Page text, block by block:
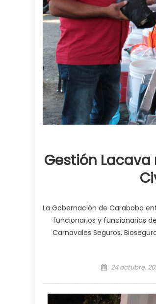
Gestión
La Gobernación de Carabobo
funcionarios y funcionarias
Carnavales Seguros,
Posted on
24 octubre,